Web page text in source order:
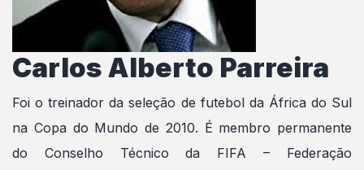
Carlos Alberto Parreira
Foi o treinador da seleção de futebol da África do Sul
na Copa do Mundo de 2010. É membro permanente
do Conselho Técnico da FIFA – Federação